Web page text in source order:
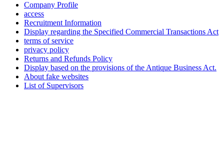
Company Profile
access
Recruitment Information
Display regarding the Specified Commercial Transactions Act
terms of service
privacy policy
Returns and Refunds Policy
Display based on the provisions of the Antique Business Act.
About fake websites
List of Supervisors